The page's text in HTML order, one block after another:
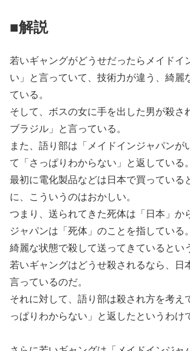
■解説
若いギャングがどうせだったらメイドイ
い」と言っていて、技術力が違う、綺麗
ている。
そして、ボスの女に手を出した男が殺さ
ブラジル」と言っている。
また、語り部は「メイドインジャパンが
て「さっぱりわからない」と返している。
最初に電化製品などは日本で買っている
に、こういうのはおかしい。
つまり、送られてきた死体は「日本」か
ジャパンは「死体」のことを指している。
綺麗な状態で殺して送ってきているとい
若いギャングはどうせ殺されるなら、日
言っているのだ。
それに対して、語り部は殺され方を考え
っぱりわからない」と返したというわけ